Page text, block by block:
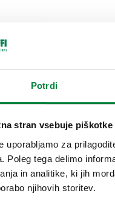
Potrdi
stran vsebuje piškotke
uporabljamo za
Poleg tega delimo
in analitike, ki jih
njihovih storitev.